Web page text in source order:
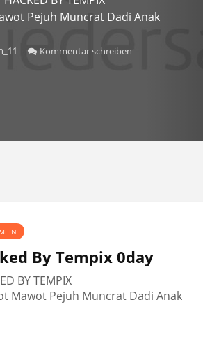
Pejuh Muncrat Dadi Anak
Kommentar schreiben
By Tempix 0day
BY TEMPIX
Mawot Pejuh Muncrat Dadi Anak